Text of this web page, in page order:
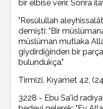
bir elbise verir. Sonra
"Resûlullah
demişti: "Bir
müslüman mutlaka
giydirdiğinden bir
bulundukça."
Tirmizi, Kıyamet 42,
3228 - Ebu Sa'id